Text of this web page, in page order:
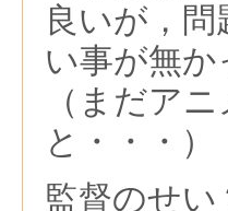
良いが，
い事が無
（まだア
と・・・）
監督のせ